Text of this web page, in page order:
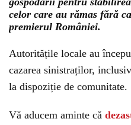
celor care au rămas fără
premierul României.
Autoritățile locale au
cazarea sinistraților,
la dispoziție de comunitate.
Vă aducem aminte că